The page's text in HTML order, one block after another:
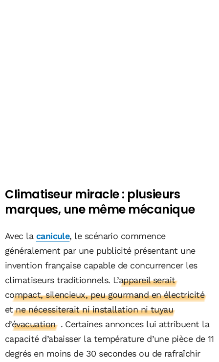
Climatiseur miracle : plusieurs
marques, une même mécanique
Avec la canicule, le scénario commence
généralement par une publicité présentant une
invention française capable de concurrencer les
climatiseurs traditionnels. L’appareil serait
compact, silencieux, peu gourmand en électricité
et ne nécessiterait ni installation ni tuyau
d’évacuation . Certaines annonces lui attribuent la
capacité d’abaisser la température d’une pièce de 11
degrés en moins de 30 secondes ou de rafraîchir